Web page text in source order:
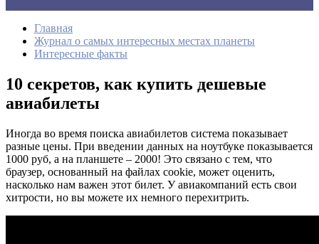
Главная
Журнал о самых интересных местах планеты
Интересные факты
10 секретов, как купить дешевые
авиабилеты
Иногда во время поиска авиабилетов система показывает
разные цены. При введении данных на ноутбуке показывается
1000 руб, а на планшете – 2000! Это связано с тем, что
браузер, основанный на файлах cookie, может оценить,
насколько нам важен этот билет. У авиакомпаний есть свои
хитрости, но вы можете их немного перехитрить.